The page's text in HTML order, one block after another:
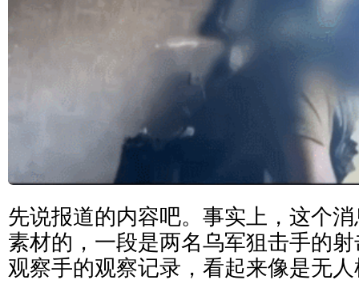
先说报道的内容吧。事实上，这个
素材的，一段是两名乌军狙击手的
观察手的观察记录，看起来像是无